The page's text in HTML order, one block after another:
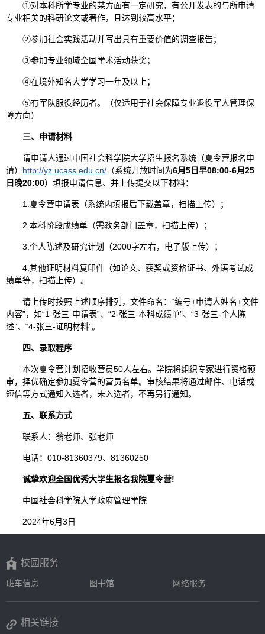
①对本科所学专业的某方面有一定研究，有公开发表的与所申请
专业相关的科研论文或著作，且达到较高水平；
②参加社会实践活动并写出具有重要价值的调查报告；
③参加专业领域全国学术活动获奖；
④在境外知名大学学习一年及以上；
⑤有军队服役经历者。（仅适用于社会保障专业退役军人管理保
障方向）
三、申请材料
请申请人通过中国社会科学院大学招生报名系统（夏令营报名申
请） http://yz.ucass.edu.cn/ （系统开放时间为6月5 日早08:00-6月25
日晚20:00）填报申请信息、并上传提交以下材料：
1.夏令营申请表（系统内填报后下载盖章，扫描上传）；
2.本科阶段成绩单（需教务部门盖章，扫描上传）；
3.个人陈述及研究计划（2000字左右，电子版上传）；
4.其他证明材料复印件（如论文、获奖或资格证书、外语考试成
绩单等，扫描上传）。
请上传时按照上述顺序排列，文件命名：“编号+申请人姓名+文件
内容”，如“1-张三-申请表”、“2-张三-本科成绩单”、“3-张三-个人陈
述”、“4-张三-证明材料”。
四、录取程序
本次夏令营计划招收营员50人左右。学院将组织专家进行资格预
审，择优确定参加夏令营的营员名单。审核结果将通过邮件、电话或
短信等方式通知入选者，未入选者，不再另行通知。
五、联系方式
联系人：翁老师、张老师
电话：010-81360379、81360250
诚挚欢迎全国优秀大学生报名我院夏令营!
中国社会科学院大学政府管理学院
2024年6月3日
校园服务
班车信息 图书馆 网络服务
相关链接